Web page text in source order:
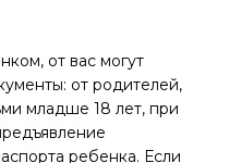
от вас могут
от родителей,
младше 18 лет, при
ребенка. Если